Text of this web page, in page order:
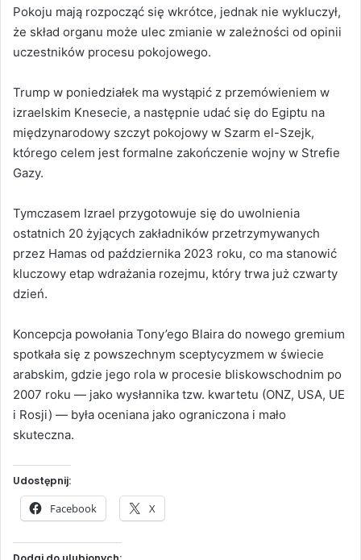
Pokoju mają rozpocząć się wkrótce, jednak nie wykluczył,
że skład organu może ulec zmianie w zależności od opinii
uczestników procesu pokojowego.
Trump w poniedziałek ma wystąpić z przemówieniem w
izraelskim Knesecie, a następnie udać się do Egiptu na
międzynarodowy szczyt pokojowy w Szarm el-Szejk,
którego celem jest formalne zakończenie wojny w Strefie
Gazy.
Tymczasem Izrael przygotowuje się do uwolnienia
ostatnich 20 żyjących zakładników przetrzymywanych
przez Hamas od października 2023 roku, co ma stanowić
kluczowy etap wdrażania rozejmu, który trwa już czwarty
dzień.
Koncepcja powołania Tony’ego Blaira do nowego gremium
spotkała się z powszechnym sceptycyzmem w świecie
arabskim, gdzie jego rola w procesie bliskowschodnim po
2007 roku — jako wysłannika tzw. kwartetu (ONZ, USA, UE
i Rosji) — była oceniana jako ograniczona i mało
skuteczna.
Udostępnij:
Facebook X